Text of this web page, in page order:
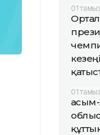
01
01